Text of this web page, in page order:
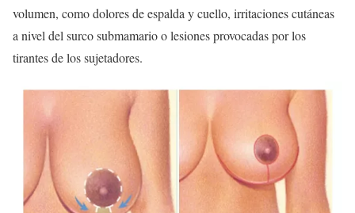
volumen, como dolores de espalda y cuello, irritaciones cutáneas
a nivel del surco submamario o lesiones provocadas por los
tirantes de los sujetadores.